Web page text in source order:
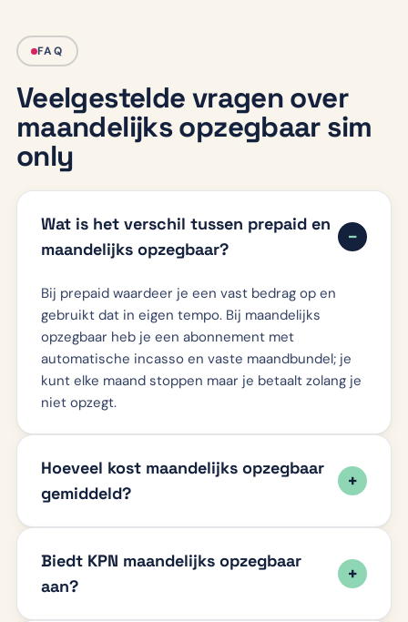
FAQ
Veelgestelde vragen over
maandelijks opzegbaar sim
only
Wat is het verschil tussen prepaid en
maandelijks opzegbaar?
Bij prepaid waardeer je een vast bedrag op en
gebruikt dat in eigen tempo. Bij maandelijks
opzegbaar heb je een abonnement met
automatische incasso en vaste maandbundel; je
kunt elke maand stoppen maar je betaalt zolang je
niet opzegt.
Hoeveel kost maandelijks opzegbaar
gemiddeld?
Biedt KPN maandelijks opzegbaar
aan?